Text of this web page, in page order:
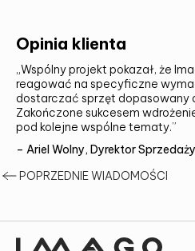
Opinia klienta
„Wspólny projekt pokazał, że
reagować na specyficzne
dostarczać sprzęt dopasowany
Zakończone sukcesem
pod kolejne wspólne tematy.”
– Ariel Wolny, Dyrektor Sprzedaży
POPRZEDNIE WIADOMOŚCI